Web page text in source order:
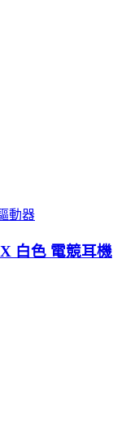
動器
白色 電競耳機